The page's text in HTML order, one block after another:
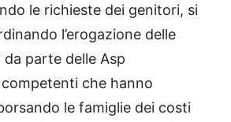
le richieste dei genitori, si
l’erogazione delle
parte delle Asp
che hanno
le famiglie dei costi